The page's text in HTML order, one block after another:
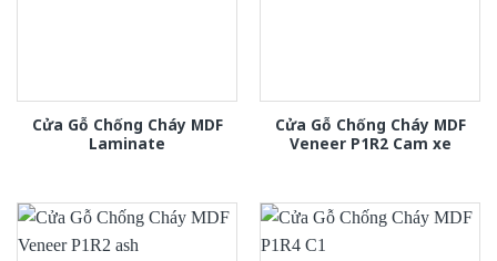
Cửa Gỗ Chống Cháy MDF
Laminate
Cửa Gỗ Chống Cháy MDF
Veneer P1R2 Cam xe